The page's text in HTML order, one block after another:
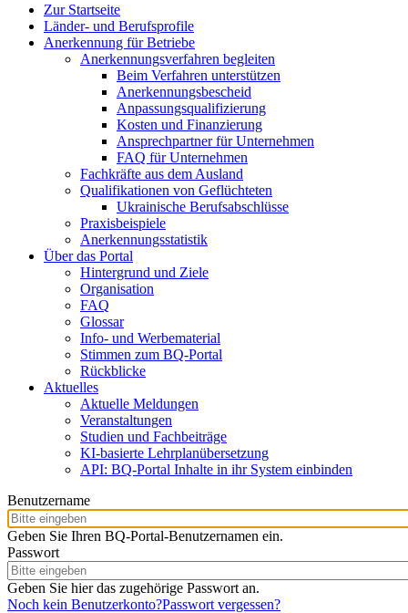
Zur Startseite
Länder- und Berufsprofile
Anerkennung für Betriebe
Anerkennungsverfahren begleiten
Beim Verfahren unterstützen
Anerkennungsbescheid
Anpassungsqualifizierung
Kosten und Finanzierung
Ansprechpartner für Unternehmen
FAQ für Unternehmen
Fachkräfte aus dem Ausland
Qualifikationen von Geflüchteten
Ukrainische Berufsabschlüsse
Praxisbeispiele
Anerkennungsstatistik
Über das Portal
Hintergrund und Ziele
Organisation
FAQ
Glossar
Info- und Werbematerial
Stimmen zum BQ-Portal
Rückblicke
Aktuelles
Aktuelle Meldungen
Veranstaltungen
Studien und Fachbeiträge
KI-basierte Lehrplanübersetzung
API: BQ-Portal Inhalte in ihr System einbinden
Benutzername
Geben Sie Ihren BQ-Portal-Benutzernamen ein.
Passwort
Geben Sie hier das zugehörige Passwort an.
Noch kein Benutzerkonto?Passwort vergessen?